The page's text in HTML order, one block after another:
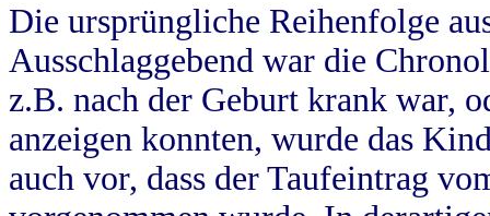
Die ursprüngliche Reihenfolge
Ausschlaggebend war die
z.B. nach der Geburt krank war,
anzeigen konnten, wurde das
auch vor, dass der Taufeintrag